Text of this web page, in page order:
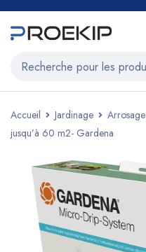
Accueil Jardinage Arrosage
jusqu’à 60 m2- Gardena